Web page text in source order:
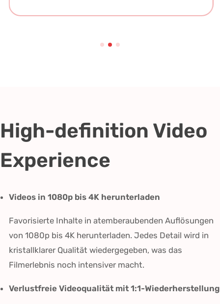
Video-
High-definition Video
Experience
Videos in 1080p bis 4K herunterladen
Favorisierte Inhalte in atemberaubenden Auflösungen
von 1080p bis 4K herunterladen. Jedes Detail wird in
kristallklarer Qualität wiedergegeben, was das
Filmerlebnis noch intensiver macht.
Verlustfreie Videoqualität mit 1:1-Wiederherstellung